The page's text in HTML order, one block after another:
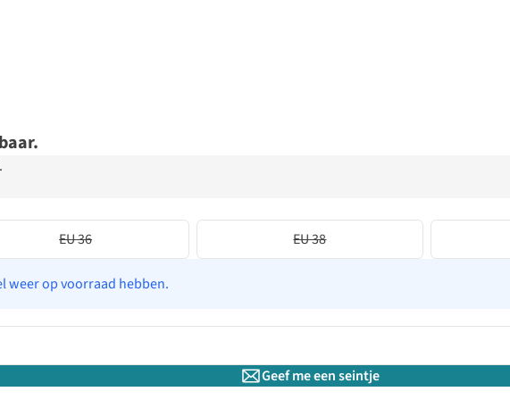
.
EU 36 EU 38
weer op voorraad hebben.
Geef me een seintje